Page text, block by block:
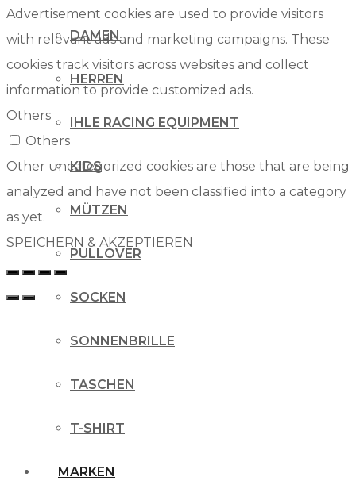
DAMEN
HERREN
IHLE RACING EQUIPMENT
KIDS
MÜTZEN
PULLOVER
SOCKEN
SONNENBRILLE
TASCHEN
T-SHIRT
MARKEN
Advertisement cookies are used to provide visitors
with relevant ads and marketing campaigns. These
cookies track visitors across websites and collect
information to provide customized ads.
Others
Others
Other uncategorized cookies are those that are being
analyzed and have not been classified into a category
as yet.
SPEICHERN & AKZEPTIEREN